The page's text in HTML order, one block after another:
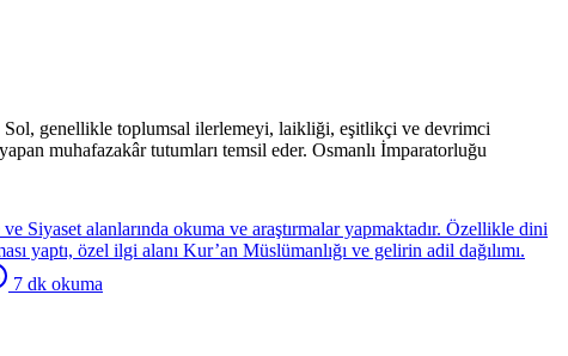
Sol, genellikle toplumsal ilerlemeyi, laikliği, eşitlikçi ve devrimci
muhafazakâr tutumları temsil eder. Osmanlı İmparatorluğu
alanlarında okuma ve araştırmalar yapmaktadır. Özellikle dini
yaptı, özel ilgi alanı Kur’an Müslümanlığı ve gelirin adil dağılımı.
7 dk okuma